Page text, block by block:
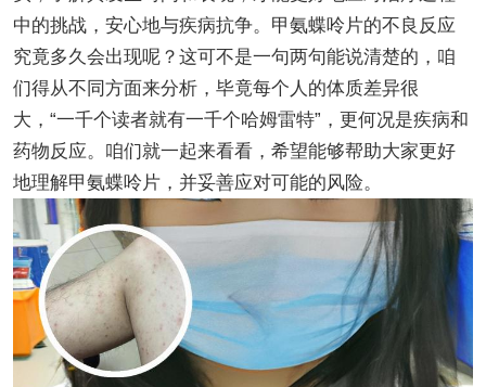
中的挑战，安心地与疾病抗争。甲氨蝶呤片的不良反应
究竟多久会出现呢？这可不是一句两句能说清楚的，咱
们得从不同方面来分析，毕竟每个人的体质差异很
大，“一千个读者就有一千个哈姆雷特”，更何况是疾病和
药物反应。咱们就一起来看看，希望能够帮助大家更好
地理解甲氨蝶呤片，并妥善应对可能的风险。